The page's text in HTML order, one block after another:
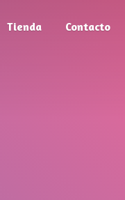
Tienda Contacto